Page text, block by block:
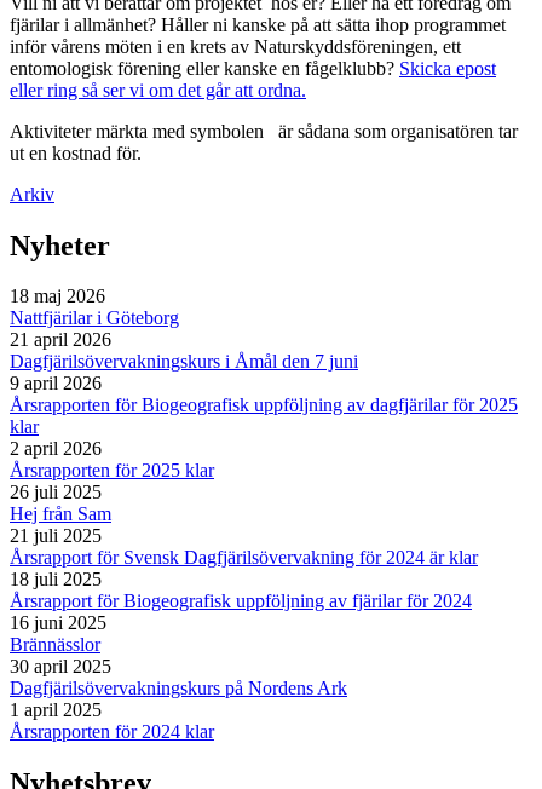
fjärilar i allmänhet? Håller ni kanske på att sätta ihop programmet
inför vårens möten i en krets av Naturskyddsföreningen, ett
entomologisk förening eller kanske en fågelklubb? Skicka epost
eller ring så ser vi om det går att ordna.
Aktiviteter märkta med symbolen
är sådana som organisatören tar
ut en kostnad för.
Arkiv
Nyheter
18 maj 2026
Nattfjärilar i Göteborg
21 april 2026
Dagfjärilsövervakningskurs i Åmål den 7 juni
9 april 2026
Årsrapporten för Biogeografisk uppföljning av dagfjärilar för 2025
klar
2 april 2026
Årsrapporten för 2025 klar
26 juli 2025
Hej från Sam
21 juli 2025
Årsrapport för Svensk Dagfjärilsövervakning för 2024 är klar
18 juli 2025
Årsrapport för Biogeografisk uppföljning av fjärilar för 2024
16 juni 2025
Brännässlor
30 april 2025
Dagfjärilsövervakningskurs på Nordens Ark
1 april 2025
Årsrapporten för 2024 klar